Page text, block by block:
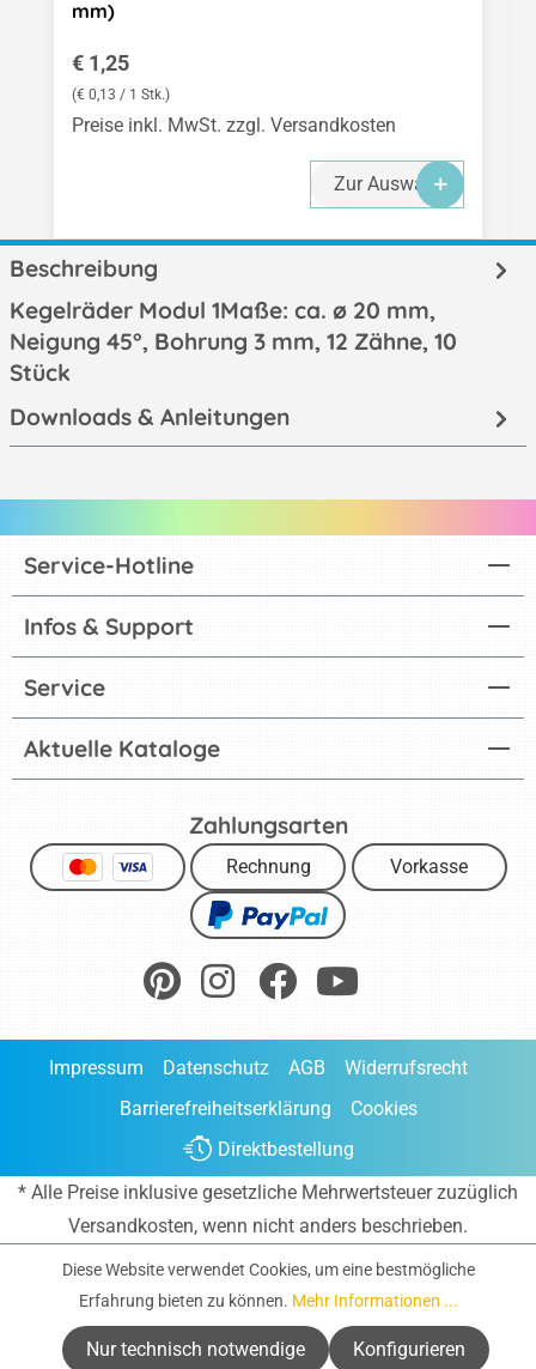
mm)
Regulärer Preis:
€ 1,25
(€ 0,13 / 1 Stk.)
Preise inkl. MwSt. zzgl. Versandkosten
Zur Auswahl
Beschreibung
Kegelräder Modul 1Maße: ca. ø 20 mm,
Neigung 45°, Bohrung 3 mm, 12 Zähne, 10
Stück
Downloads & Anleitungen
Aktuelle Kataloge
Service-Hotline
Infos & Support
Service
Zahlungsarten
Rechnung Vorkasse
Impressum Datenschutz AGB
Widerrufsrecht
Barrierefreiheitserklärung
Cookies
Direktbestellung
* Alle Preise inklusive gesetzliche Mehrwertsteuer zuzüglich
Versandkosten, wenn nicht anders beschrieben.
Diese Website verwendet Cookies, um eine bestmögliche
Erfahrung bieten zu können. Mehr Informationen ...
Nur technisch notwendige Konfigurieren